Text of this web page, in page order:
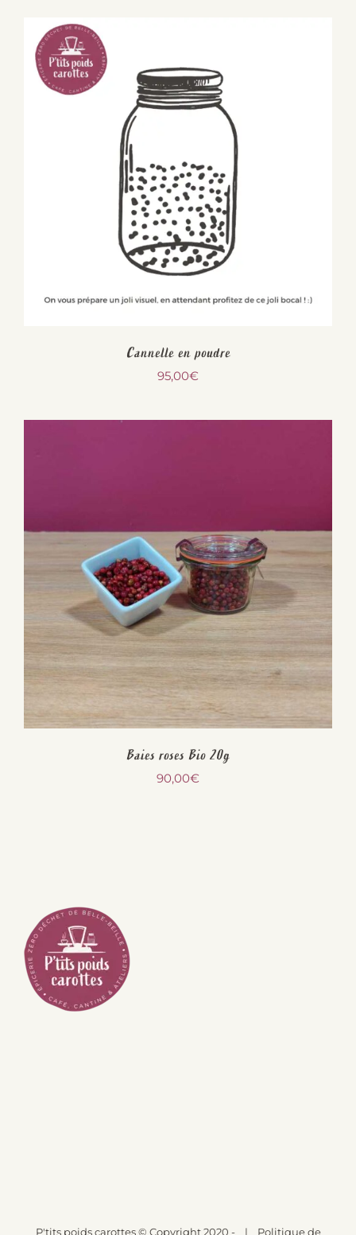
Cannelle en poudre
95,00€
Baies roses Bio 20g
90,00€
P'tits poids carottes© Copyright 2020 - | Politique de